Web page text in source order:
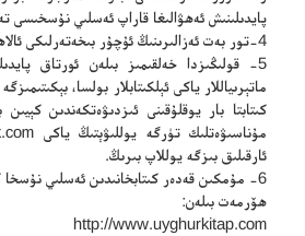
پايدىلىنىش ئەھۋالىغا قاراپ ئەسلىي نۇسخىسى
4-تور بەت ئەزالىرىنىڭ ئۇچۇر بىخەتەرلىكى ئالاھىدە قوغدىلىدۇ.
5- قولىڭىزدا خەلقىمىز بىلەن ئورتاق
ماتېرىياللار ياكى ئېلكىتابلار بولسا،
كىتابتا بار يوقلۇقىنى ئىزدىۋەتكەندىن كېيىن
مۇناسىۋەتلىك تۈرگە يوللىۋېتىڭ ياكى
ئارقىلىق بىزگە يوللاپ بىرىڭ.
6- مۇمكىن قەدەر كىتابخانىدىن ئەسلىي نۇسخا كىتابنى سېتىۋېلىپ ئوقۇڭ.
ھۆرمەت بىلەن:
http://www.uyghurkitap.com